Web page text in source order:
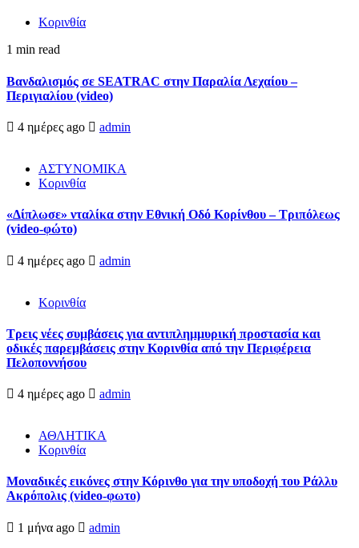
Κορινθία
1 min read
Βανδαλισμός σε SEATRAC στην Παραλία Λεχαίου –
Περιγιαλίου (video)
4 ημέρες ago admin
ΑΣΤΥΝΟΜΙΚΑ
Κορινθία
«Δίπλωσε» νταλίκα στην Εθνική Oδό Κορίνθου – Τριπόλεως
(video-φώτο)
4 ημέρες ago admin
Κορινθία
Τρεις νέες συμβάσεις για αντιπλημμυρική προστασία και
οδικές παρεμβάσεις στην Κορινθία από την Περιφέρεια
Πελοποννήσου
4 ημέρες ago admin
ΑΘΛΗΤΙΚΑ
Κορινθία
Μοναδικές εικόνες στην Κόρινθο για την υποδοχή του Ράλλυ
Ακρόπολις (video-φωτο)
1 μήνα ago admin